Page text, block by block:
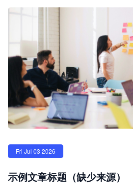
Fri Jul 03 2026
示例文章标题（缺少来源）